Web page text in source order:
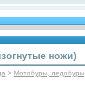
ножи)
> Мотобуры, ледобуры